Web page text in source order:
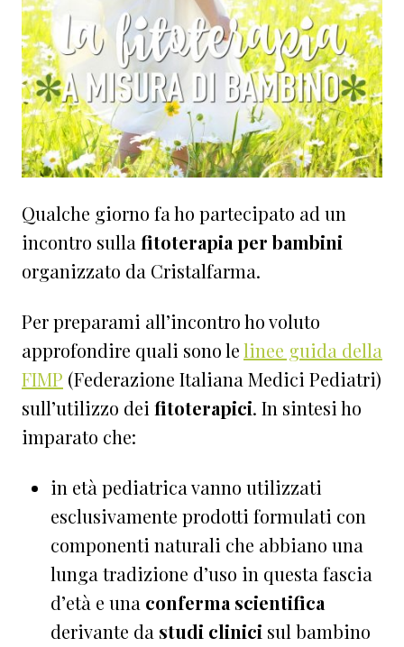
Qualche giorno fa ho partecipato ad un
incontro sulla fitoterapia per bambini
organizzato da Cristalfarma.
Per preparami all’incontro ho voluto
approfondire quali sono lelinee guida della
FIMP (Federazione Italiana Medici Pediatri)
sull’utilizzo dei fitoterapici. In sintesi ho
imparato che:
in età pediatrica vanno utilizzati
esclusivamente prodotti formulati con
componenti naturali che abbiano una
lunga tradizione d’uso in questa fascia
d’età e una conferma scientifica
derivante da studi clinici sul bambino